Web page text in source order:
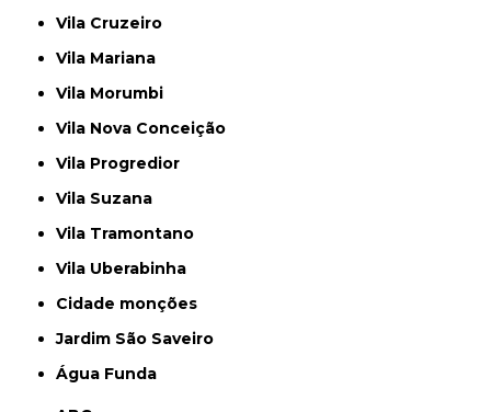
Vila Cruzeiro
Vila Mariana
Vila Morumbi
Vila Nova Conceição
Vila Progredior
Vila Suzana
Vila Tramontano
Vila Uberabinha
cidade monções
jardim São Saveiro
Água Funda